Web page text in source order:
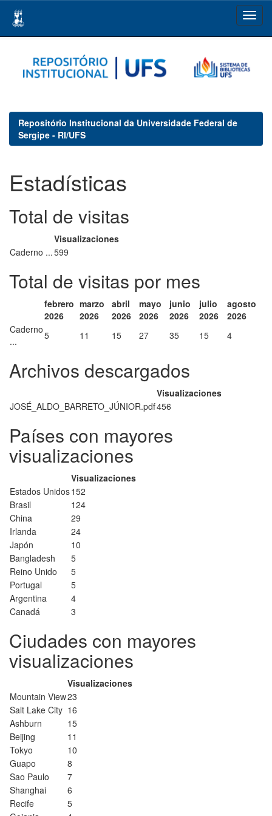
navigation
Repositório Institucional da Universidade Federal de
Sergipe - RI/UFS
Estadísticas
Total de visitas
Visualizaciones
Caderno ...599
Total de visitas por mes
febrero
2026
marzo
2026
abril
2026
mayo
2026
junio
2026
julio
2026
agosto
2026
Caderno
...
5 11 15 27 35 15 4
Archivos descargados
Visualizaciones
JOSÉ_ALDO_BARRETO_JÚNIOR.pdf456
Países con mayores
visualizaciones
Visualizaciones
Estados Unidos152
Brasil
124
China
29
Irlanda
24
Japón
10
Bangladesh
5
Reino Unido
5
Portugal
5
Argentina
4
Canadá
3
Ciudades con mayores
visualizaciones
Visualizaciones
Mountain View23
Salt Lake City 16
Ashburn
15
Beijing
11
Tokyo
10
Guapo
8
Sao Paulo
7
Shanghai
6
Recife
5